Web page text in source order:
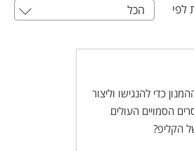
לפי הכל
כדי להנגישו וליצור
הסמויים העולים
הקליפ?